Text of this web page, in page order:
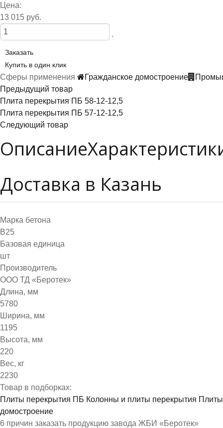
Цена:
13 015 руб.
.
Заказать
Купить в один клик
Сферы применения Гражданское домостроение
Предыдущий товар
Плита перекрытия ПБ 58-12-12,5
Плита перекрытия ПБ 57-12-12,5
Следующий товар
Описание
Доставка в Казань
Марка бетона
B25
Базовая единица
шт
Производитель
ООО ТД «Беротек»
Длина, мм
5780
Ширина, мм
1195
Высота, мм
220
Вес, кг
2230
Товар в подборках:
Плиты перекрытия ПБ Колонны и плиты перекрытия
домостроение
6 причин заказать продукцию завода ЖБИ «Беротек»